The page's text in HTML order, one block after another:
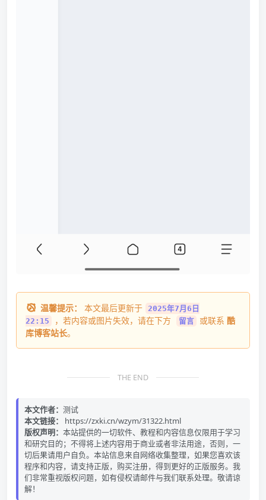
温馨提示： 本文最后更新于
2025年7月6日
22:15
，若内容或图片失效，请在下方 留言 或联系 酷
库博客站长。
THE END
本文作者： 测试
本文链接：
https://zxki.cn/wzym/31322.html
版权声明： 本站提供的一切软件、教程和内容信息仅限用于学习
和研究目的；不得将上述内容用于商业或者非法用途，否则，一
切后果请用户自负。本站信息来自网络收集整理，如果您喜欢该
程序和内容，请支持正版，购买注册，得到更好的正版服务。我
们非常重视版权问题，如有侵权请邮件与我们联系处理。敬请谅
解！